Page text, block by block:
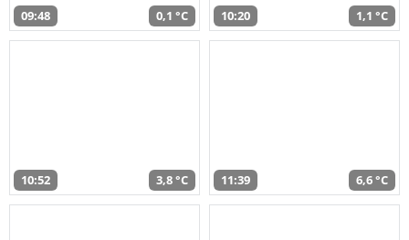
09:48 0,1 °C 10:20 1,1 °C
10:52 3,8 °C 11:39 6,6 °C